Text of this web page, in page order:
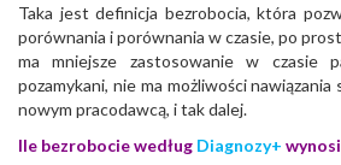
Taka jest definicja bezrobocia, która
porównania i porównania w czasie, po
ma mniejsze zastosowanie w czasie
pozamykani, nie ma możliwości
nowym pracodawcą, i tak dalej.
Ile bezrobocie według Diagnozy+